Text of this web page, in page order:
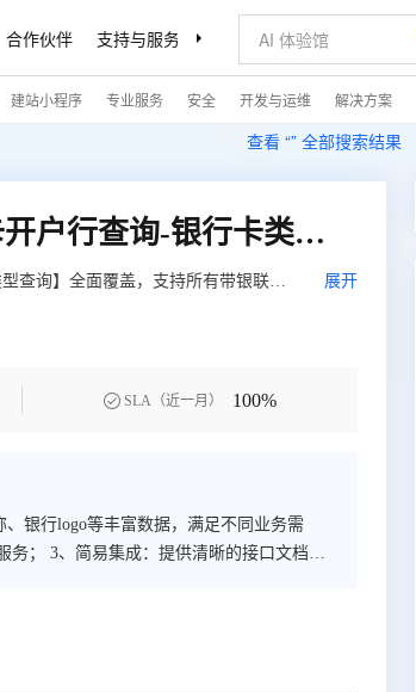
合作伙伴 支持与服务 了解阿里云
查看 “” 全部搜索结果
建站小程序 专业服务 安全 开发与运维 解决方案
【万维易源】银行卡归属地查询-银行卡开户行查询-银行卡类型查询-银行卡归属地
查询】全面覆盖，支持所有带银联标
展开
 SLA（近一月） 100%
银行logo等丰富数据，满足不同业务需
务； 3、简易集成：提供清晰的接口文档和